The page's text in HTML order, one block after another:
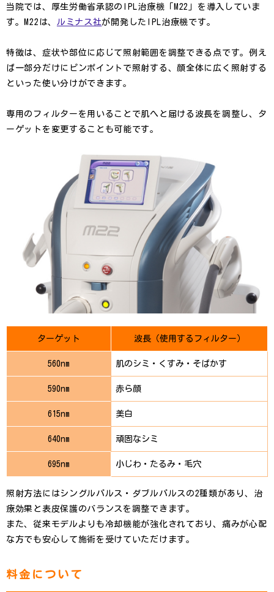
当院では、厚生労働省承認のIPL治療機「M22」を導入していま
す。M22は、 ルミナス社が開発したIPL治療機です。
特徴は、症状や部位に応じて照射範囲を調整できる点です。例え
ば一部分だけにピンポイントで照射する、顔全体に広く照射する
といった使い分けができます。
専用のフィルターを用いることで肌へと届ける波長を調整し、タ
ーゲットを変更することも可能です。
ターゲット 波長（使用するフィルター）
560nm 肌のシミ・くすみ・そばかす
590nm 赤ら顔
615nm 美白
640nm 頑固なシミ
695nm 小じわ・たるみ・毛穴
照射方法にはシングルパルス・ダブルパルスの2種類があり、治
療効果と表皮保護のバランスを調整できます。
また、従来モデルよりも冷却機能が強化されており、痛みが心配
な方でも安心して施術を受けていただけます。
料金について